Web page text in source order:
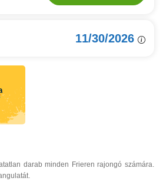
11/30/2026
darab minden Frieren rajongó számára.